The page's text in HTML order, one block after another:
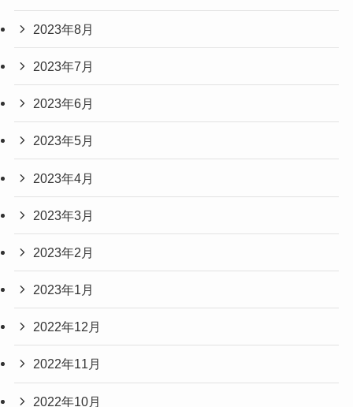
2023年8月
2023年7月
2023年6月
2023年5月
2023年4月
2023年3月
2023年2月
2023年1月
2022年12月
2022年11月
2022年10月